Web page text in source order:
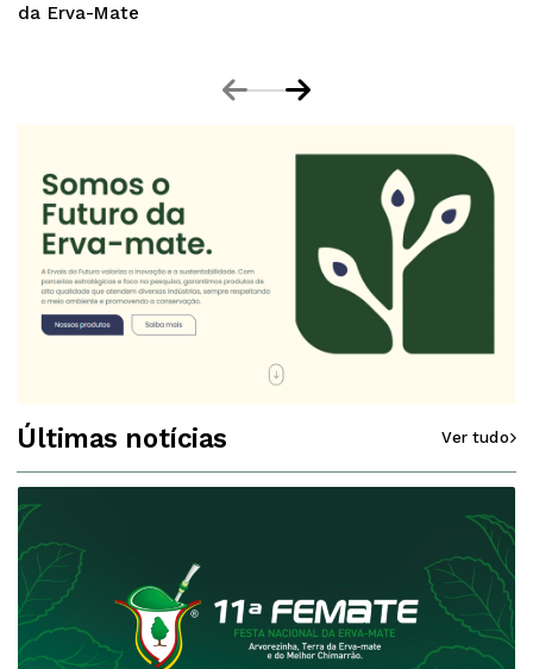
da Erva-Mate
Últimas notícias Ver tudo